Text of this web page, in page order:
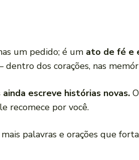
um pedido; é um ato de fé e
dos corações, nas
ainda escreve histórias novas.
recomece por você.
palavras e orações que